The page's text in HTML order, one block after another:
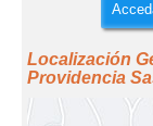
Localización
Providencia